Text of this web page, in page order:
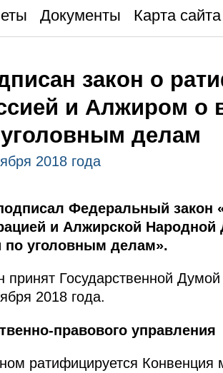
Документы Карта сайта
закон о
и Алжиром о
делам
2018 года
Федеральный закон
и Алжирской Народной
уголовным делам».
принят Государственной
2018 года.
правового управления
ратифицируется